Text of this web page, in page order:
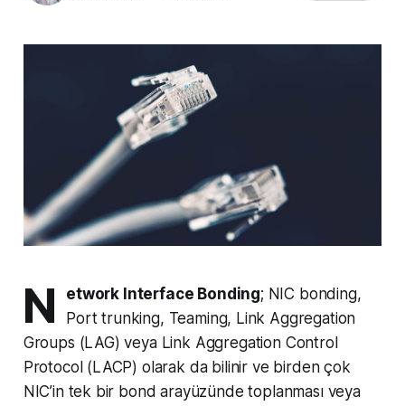
N etwork Interface Bonding; NIC bonding,
Port trunking, Teaming, Link Aggregation
Groups (LAG) veya Link Aggregation Control
Protocol (LACP) olarak da bilinir ve birden çok
NIC’in tek bir bond arayüzünde toplanması veya